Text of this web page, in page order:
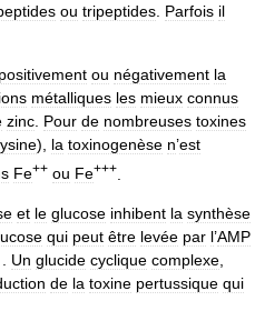
ou tripeptides Parfois il
positivement ou négativement la
ions métalliques les mieux connus
zinc Pour de nombreuses toxines
), la toxinogenèse n’est
Fe++ ou Fe+++
et le glucose inhibent la synthèse
qui peut être levée par l’AMP
Un glucide cyclique complexe,
de la toxine pertussique qui